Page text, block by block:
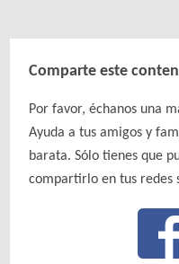
Comparte este
Por favor, échanos una
Ayuda a tus amigos y
barata. Sólo tienes que
compartirlo en tus redes